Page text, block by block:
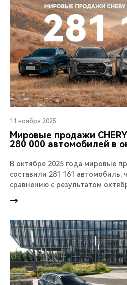
11 ноября 2025
Мировые продажи
280 000 автомобилей в
В октябре 2025 года мировые
составили 281 161 автомобиль,
сравнению с результатом